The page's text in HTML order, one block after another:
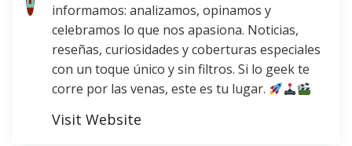
informamos: analizamos, opinamos y
celebramos lo que nos apasiona. Noticias,
reseñas, curiosidades y coberturas especiales
con un toque único y sin filtros. Si lo geek te
corre por las venas, este es tu lugar.
Visit Website